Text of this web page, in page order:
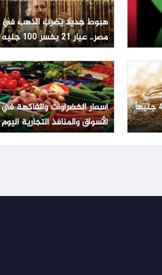
هبوط جديد يضرب الذهب في
مصر.. عيار 21 يخسر 100 جنيه
تراجع الذهب في مصر 40 جنيهاً
أسعار الخضراوات والفاكهة في
الأسواق والمنافذ التجارية اليوم
الجمعة 3 يوليو 2026